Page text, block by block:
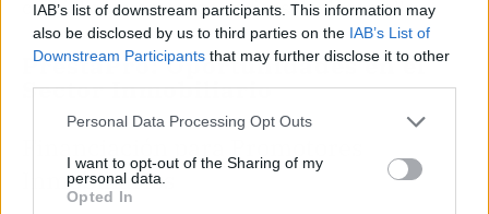
IAB’s list of downstream participants. This information may
also be disclosed by us to third parties on the IAB’s List of
Downstream Participants that may further disclose it to other
Personal Data Processing Opt Outs
I want to opt-out of the Sharing of my
personal data.
Opted In
crucial en momentos críticos de desarrollo.
PrestaPro: Oportunidades en el
Sector Inmobiliario
Inmobiliarios